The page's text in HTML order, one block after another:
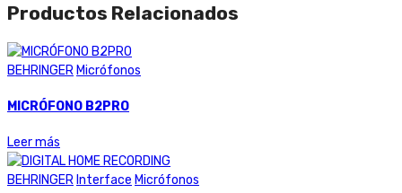
Productos Relacionados
BEHRINGER Micrófonos
MICRÓFONO B2PRO
Leer más
BEHRINGER Interface Micrófonos